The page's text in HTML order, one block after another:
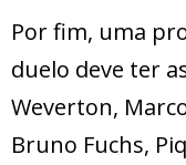
Por fim, uma
duelo deve ter
Weverton,
Bruno Fuchs,